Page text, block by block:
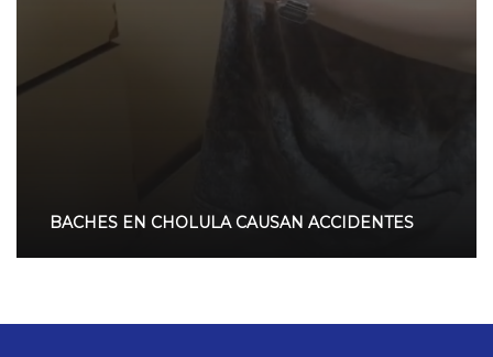
BACHES EN CHOLULA CAUSAN ACCIDENTES